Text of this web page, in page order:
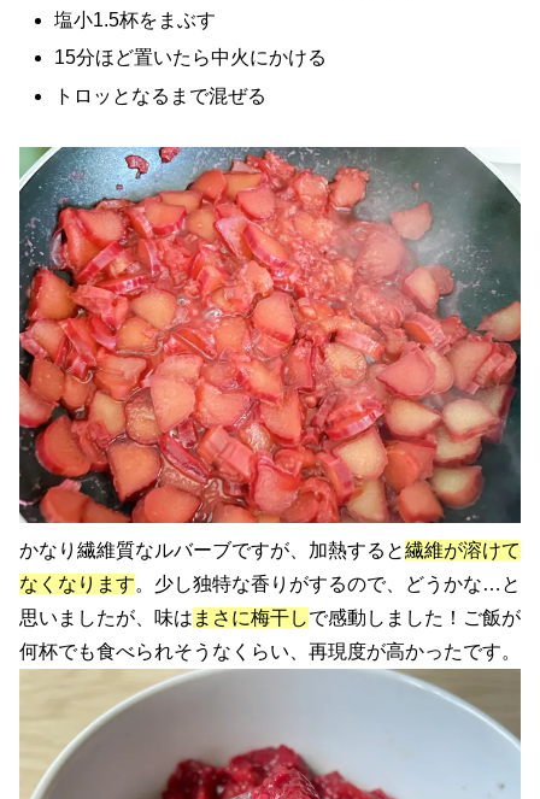
塩小1.5杯をまぶす
15分ほど置いたら中火にかける
トロッとなるまで混ぜる
かなり繊維質なルバーブですが、加熱すると繊維が溶けて
なくなります。少し独特な香りがするので、どうかな…と
思いましたが、味は まさに梅干しで感動しました！ご飯が
何杯でも食べられそうなくらい、再現度が高かったです。